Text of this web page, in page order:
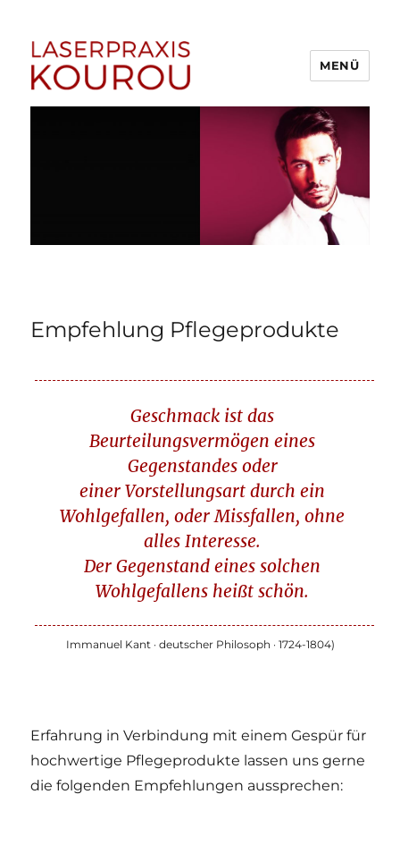
1A Laserpraxis Kourou –
Dauerhafte Haarentfernung
MENÜ
Empfehlung Pflegeprodukte
Geschmack ist das
Beurteilungsvermögen eines
Gegenstandes oder
einer Vorstellungsart durch ein
Wohlgefallen, oder Missfallen, ohne
alles Interesse.
Der Gegenstand eines solchen
Wohlgefallens heißt schön.
Immanuel Kant · deutscher Philosoph · 1724-1804)
Erfahrung in Verbindung mit einem Gespür für
hochwertige Pflegeprodukte lassen uns gerne
die folgenden Empfehlungen aussprechen: